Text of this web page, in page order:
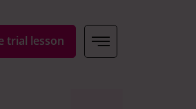
trial lesson